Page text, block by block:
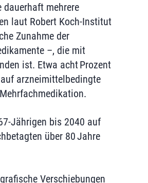
mehrere
laut Robert Koch-Institut
Zunahme der
–, die mit
ist. Etwa acht Prozent
arzneimittelbedingte
bis 2040 auf
über 80 Jahre
Verschiebungen